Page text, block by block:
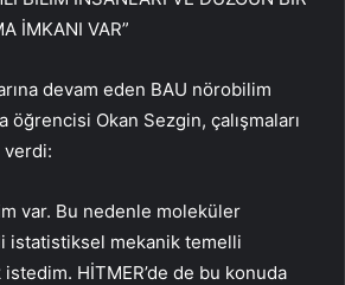
İMKANI VAR”
devam eden BAU nörobilim
öğrencisi Okan Sezgin, çalışmaları
verdi:
var. Bu nedenle moleküler
istatistiksel mekanik temelli
HİTMER’de de bu konuda